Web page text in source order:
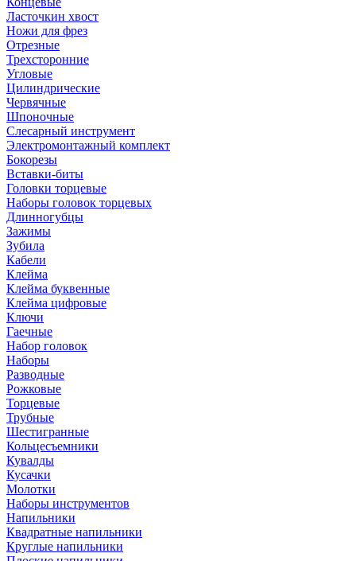
Ласточкин хвост
Ножи для фрез
Отрезные
Трехсторонние
Угловые
Цилиндрические
Червячные
Шпоночные
Слесарный инструмент
Электромонтажный комплект
Бокорезы
Вставки-биты
Головки торцевые
Наборы головок торцевых
Длинногубцы
Зажимы
Зубила
Кабели
Клейма
Клейма буквенные
Клейма цифровые
Ключи
Гаечные
Набор головок
Наборы
Разводные
Рожковые
Торцевые
Трубные
Шестигранные
Кольцесъемники
Кувалды
Кусачки
Молотки
Наборы инструментов
Напильники
Квадратные напильники
Круглые напильники